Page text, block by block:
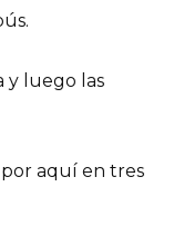
y luego las
aquí en tres